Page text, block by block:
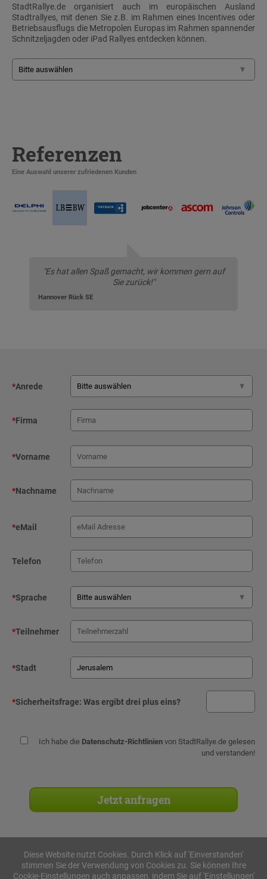
StadtRallye.de organisiert auch im europäischen Ausland
Stadtrallyes, mit denen Sie z.B. im Rahmen eines Incentives oder
Betriebsausflugs die Metropolen Europas im Rahmen spannender
Schnitzeljagden oder iPad Rallyes entdecken können.
Referenzen
Eine Auswahl unserer zufriedenen Kunden
"Es hat allen Spaß gemacht, wir kommen gern auf
Sie zurück!"
Hannover Rück SE
*Anrede
*Firma
*Vorname
*Nachname
*eMail
Telefon
*Sprache
*Teilnehmer
*Stadt
*Sicherheitsfrage: Was ergibt drei plus eins?
Ich habe die Datenschutz-Richtlinien von StadtRallye.de gelesen
und verstanden!
Stadtrallyes
Diese Website nutzt Cookies. Durch Klick auf 'Einverstanden'
stimmen Sie der Verwendung von Cookies zu. Sie können Ihre
Cookie-Einstellungen auch anpassen, indem Sie auf 'Einstellungen'